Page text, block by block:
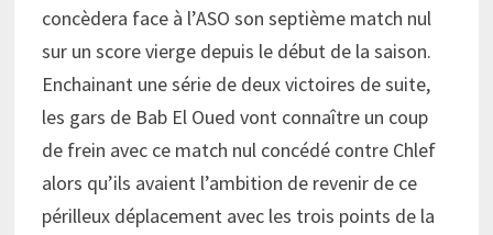
concèdera face à l’ASO son septième match nul
sur un score vierge depuis le début de la saison.
Enchainant une série de deux victoires de suite,
les gars de Bab El Oued vont connaître un coup
de frein avec ce match nul concédé contre Chlef
alors qu’ils avaient l’ambition de revenir de ce
périlleux déplacement avec les trois points de la